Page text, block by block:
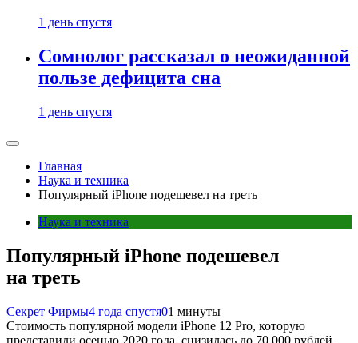
1 день спустя
Сомнолог рассказал о неожиданной
пользе дефицита сна
1 день спустя
Главная
Наука и техника
Популярный iPhone подешевел на треть
Наука и техника
Популярный iPhone подешевел
на треть
Секрет Фирмы4 года спустя01 минуты
Стоимость популярной модели iPhone 12 Pro, которую
представили осенью 2020 года, снизилась до 70 000 рублей.